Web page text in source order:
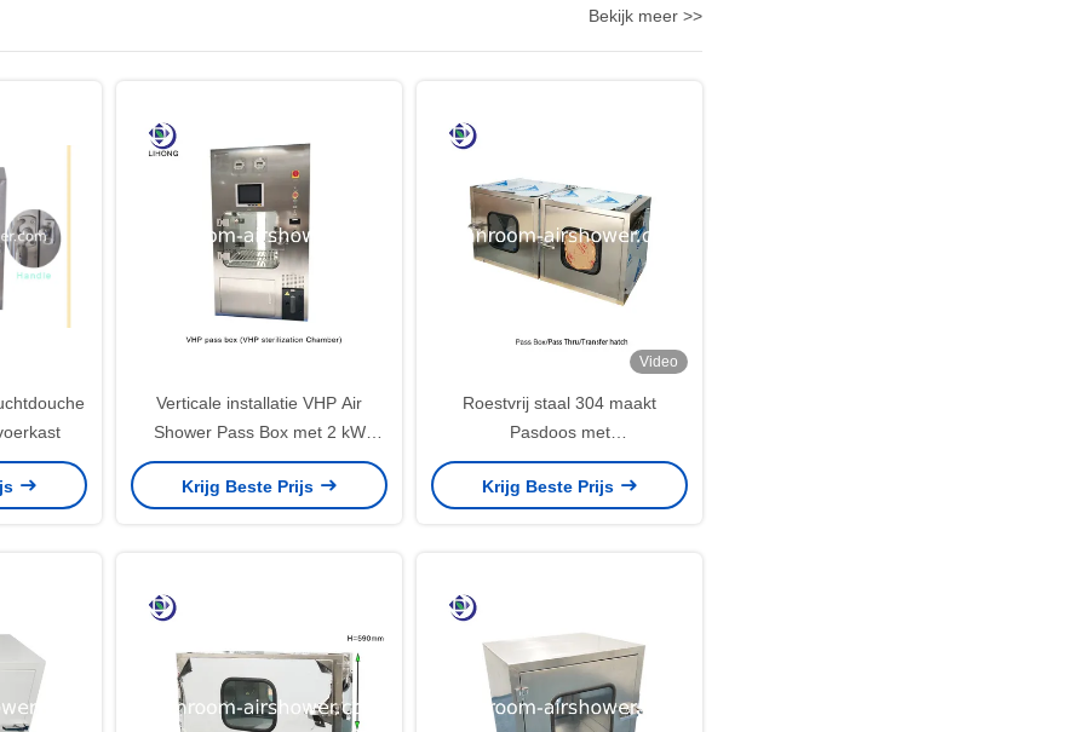
Bekijk meer >>
Verticale installatie VHP Air
Shower Pass Box met 2 kW
vermogen voor sterilisatie
Krijg Beste Prijs
Video
Roestvrij staal 304 maakt
Pasdoos met
Mechanische/Elektrische
Koppeling schoon
Krijg Beste Prijs